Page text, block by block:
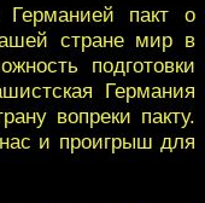
пакт о
стране мир в
подготовки
Германия
вопреки пакту.
и проигрыш для